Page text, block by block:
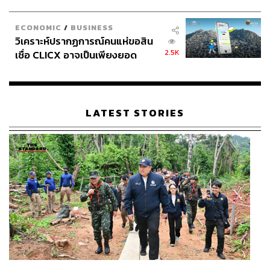
ECONOMIC / BUSINESS
วิเคราะห์ปรากฏการณ์คนแห่ขอสิน
เชื่อ CLICX อาจเป็นเพียงยอด
เรือนไทยที่ถูกซุกไว้
2.5K
LATEST STORIES